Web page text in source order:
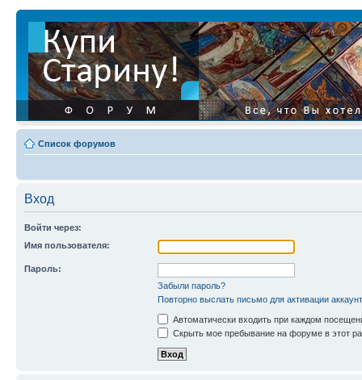
Список форумов
Вход
Войти через:
Имя пользователя:
Пароль:
Забыли пароль?
Повторно выслать письмо для активации
Автоматически входить при каждом
Скрыть мое пребывание на форуме в этот